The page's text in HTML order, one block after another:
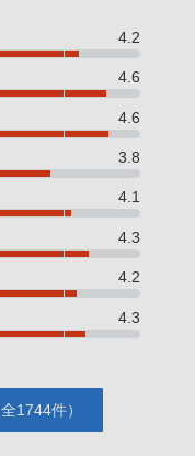
4.2
4.6
4.6
3.8
4.1
4.3
4.2
4.3
1744件）